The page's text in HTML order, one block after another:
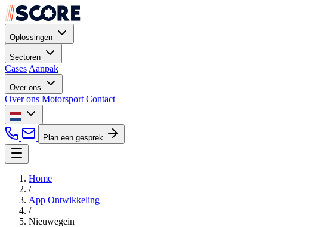
Oplossingen
Sectoren
Cases Aanpak
Over ons
Over ons Motorsport Contact
Plan een gesprek
Home
/
App Ontwikkeling
/
Nieuwegein